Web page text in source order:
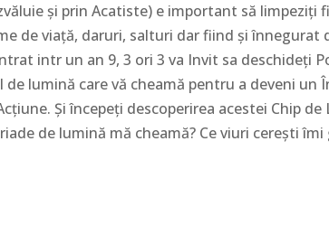
și prin Acatiste) e important să limpeziți
de viață, daruri, salturi dar fiind și înnegurat
intr un an 9, 3 ori 3 va Invit sa deschideți
lumină care vă cheamă pentru a deveni un
Și începeți descoperirea acestei Chip
de lumină mă cheamă? Ce viuri cerești îmi